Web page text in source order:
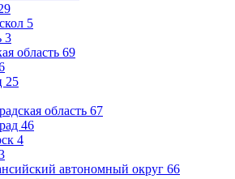
5
3
область 69
25
область 67
46
4
автономный округ 66